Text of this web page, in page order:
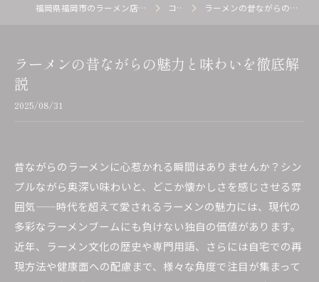
福岡県福岡市のラーメン店の求人なら麺屋 たいそん コラム ラーメンの昔ながらの魅力と味わいを徹底解説
ラーメンの昔ながらの魅力と味わいを徹底解
説
2025/08/31
昔ながらのラーメンに心惹かれる瞬間はありませんか？シン
プルながら奥深い味わいと、どこか懐かしさを感じさせる雰
囲気——時代を超えて愛されるラーメンの魅力には、現代の
多彩なラーメンブームにも負けない独自の価値があります。
近年、ラーメン文化の歴史や専門用語、さらには自宅での再
現方法や健康面への配慮まで、様々な角度で注目が集まって